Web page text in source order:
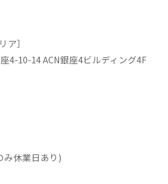
ア］
4-10-14 ACN銀座4ビルディング4F
休業日あり)